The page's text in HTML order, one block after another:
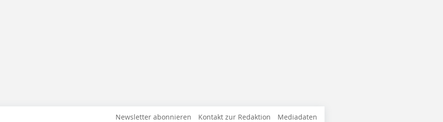
Newsletter abonnieren Kontakt zur Redaktion Mediadaten